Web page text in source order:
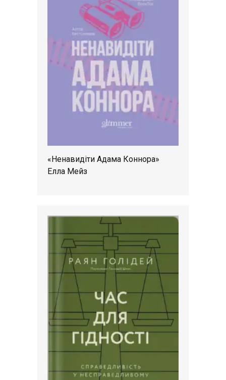
«Ненавидіти Адама Коннора»
Елла Мейз